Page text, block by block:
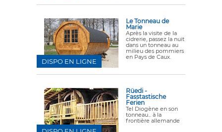
Le Tonneau de
Marie
Après la visite de la
cidrerie, passez la nuit
dans un tonneau au
milieu des pommiers
en Pays de Caux.
DISPO EN LIGNE
Rüedi -
Fasstastische
Ferien
Tel Diogène en son
tonneau... à la
frontière allemande